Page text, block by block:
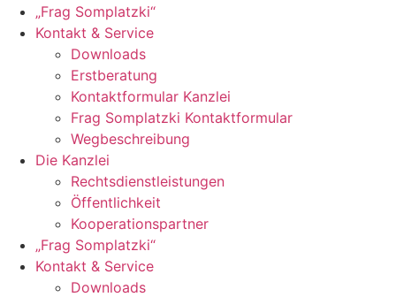
„Frag Somplatzki“
Kontakt & Service
Downloads
Erstberatung
Kontaktformular Kanzlei
Frag Somplatzki Kontaktformular
Wegbeschreibung
Die Kanzlei
Rechtsdienstleistungen
Öffentlichkeit
Kooperationspartner
„Frag Somplatzki“
Kontakt & Service
Downloads